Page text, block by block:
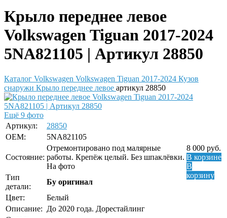
Крыло переднее левое
Volkswagen Tiguan 2017-2024
5NA821105 | Артикул 28850
Каталог Volkswagen Volkswagen Tiguan 2017-2024 Кузов
снаружи Крыло переднее левое артикул 28850
Ещё 9 фото
Артикул:
28850
8 000 руб.
В корзине
В
корзину
OEM: 5NA821105
Состояние:
Отремонтировано под малярные
работы. Крепёж целый. Без шпаклёвки.
На фото
Тип
детали:
Бу оригинал
Цвет:
Белый
Описание: До 2020 года. Дорестайлинг